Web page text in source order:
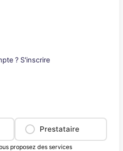
? S'inscrire
Prestataire
proposez des services